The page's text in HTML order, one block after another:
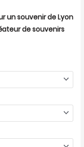
un souvenir de Lyon
de souvenirs